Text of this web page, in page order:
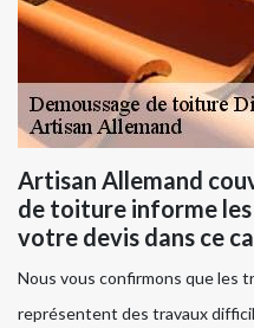
Artisan Allemand
de toiture informe
votre devis dans ce
Nous vous confirmons que les
représentent des travaux